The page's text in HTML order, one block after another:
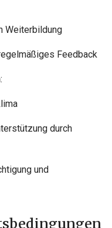
Weiterbildung
Feedback
:
durch
und